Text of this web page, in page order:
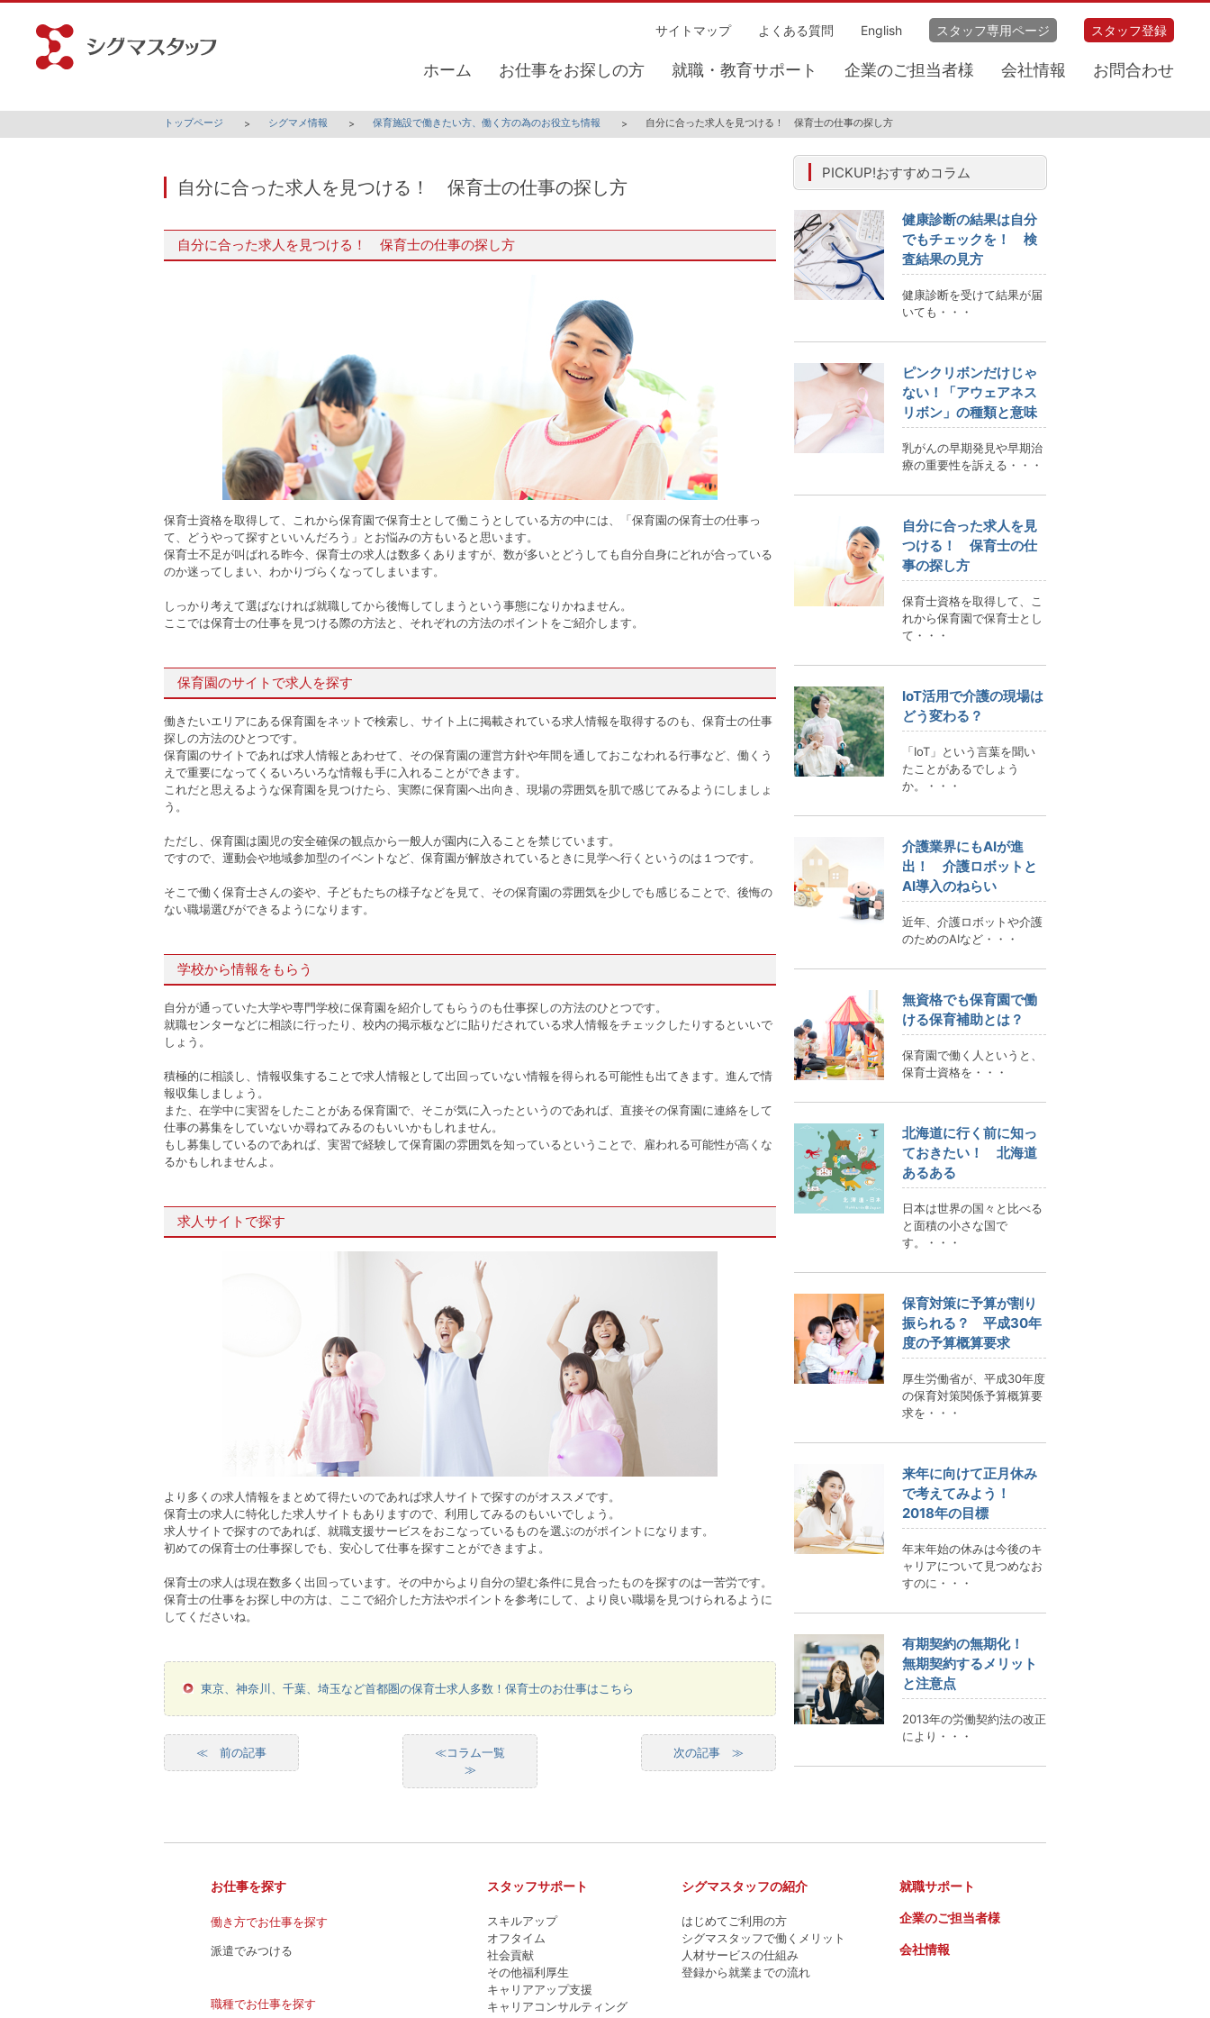
ホーム お仕事をお探しの方 就職・教育サポート 企業のご担当者様 会社情報 お問合わせ
サイトマップ よくある質問 English スタッフ専用ページ スタッフ登録
トップページ シグマメ情報 保育施設で働きたい方、働く方の為のお役立ち情報 自分に合った求人を見つける！ 保育士の仕事の探し方
自分に合った求人を見つける！ 保育士の仕事の探し方
自分に合った求人を見つける！ 保育士の仕事の探し方
保育士資格を取得して、これから保育園で保育士として働こうとしている方の中には、「保育園の保育士の仕事っ
て、どうやって探すといいんだろう」とお悩みの方もいると思います。
保育士不足が叫ばれる昨今、保育士の求人は数多くありますが、数が多いとどうしても自分自身にどれが合っている
のか迷ってしまい、わかりづらくなってしまいます。
しっかり考えて選ばなければ就職してから後悔してしまうという事態になりかねません。
ここでは保育士の仕事を見つける際の方法と、それぞれの方法のポイントをご紹介します。
保育園のサイトで求人を探す
働きたいエリアにある保育園をネットで検索し、サイト上に掲載されている求人情報を取得するのも、保育士の仕事
探しの方法のひとつです。
保育園のサイトであれば求人情報とあわせて、その保育園の運営方針や年間を通しておこなわれる行事など、働くう
えで重要になってくるいろいろな情報も手に入れることができます。
これだと思えるような保育園を見つけたら、実際に保育園へ出向き、現場の雰囲気を肌で感じてみるようにしましょ
う。
ただし、保育園は園児の安全確保の観点から一般人が園内に入ることを禁じています。
ですので、運動会や地域参加型のイベントなど、保育園が解放されているときに見学へ行くというのは１つです。
そこで働く保育士さんの姿や、子どもたちの様子などを見て、その保育園の雰囲気を少しでも感じることで、後悔の
ない職場選びができるようになります。
学校から情報をもらう
自分が通っていた大学や専門学校に保育園を紹介してもらうのも仕事探しの方法のひとつです。
就職センターなどに相談に行ったり、校内の掲示板などに貼りだされている求人情報をチェックしたりするといいで
しょう。
積極的に相談し、情報収集することで求人情報として出回っていない情報を得られる可能性も出てきます。進んで情
報収集しましょう。
また、在学中に実習をしたことがある保育園で、そこが気に入ったというのであれば、直接その保育園に連絡をして
仕事の募集をしていないか尋ねてみるのもいいかもしれません。
もし募集しているのであれば、実習で経験して保育園の雰囲気を知っているということで、雇われる可能性が高くな
るかもしれませんよ。
求人サイトで探す
より多くの求人情報をまとめて得たいのであれば求人サイトで探すのがオススメです。
保育士の求人に特化した求人サイトもありますので、利用してみるのもいいでしょう。
求人サイトで探すのであれば、就職支援サービスをおこなっているものを選ぶのがポイントになります。
初めての保育士の仕事探しでも、安心して仕事を探すことができますよ。
保育士の求人は現在数多く出回っています。その中からより自分の望む条件に見合ったものを探すのは一苦労です。
保育士の仕事をお探し中の方は、ここで紹介した方法やポイントを参考にして、より良い職場を見つけられるように
してくださいね。
東京、神奈川、千葉、埼玉など首都圏の保育士求人多数！保育士のお仕事はこちら
≪ 前の記事
≪コラム一覧
≫
次の記事 ≫
PICKUP!おすすめコラム
健康診断の結果は自分
でもチェックを！ 検
査結果の見方
健康診断を受けて結果が届
いても・・・
ピンクリボンだけじゃ
ない！「アウェアネス
リボン」の種類と意味
乳がんの早期発見や早期治
療の重要性を訴える・・・
自分に合った求人を見
つける！ 保育士の仕
事の探し方
保育士資格を取得して、こ
れから保育園で保育士とし
て・・・
IoT活用で介護の現場は
どう変わる？
「IoT」という言葉を聞い
たことがあるでしょう
か。・・・
介護業界にもAIが進
出！ 介護ロボットと
AI導入のねらい
近年、介護ロボットや介護
のためのAIなど・・・
無資格でも保育園で働
ける保育補助とは？
保育園で働く人というと、
保育士資格を・・・
北海道に行く前に知っ
ておきたい！ 北海道
あるある
日本は世界の国々と比べる
と面積の小さな国で
す。・・・
保育対策に予算が割り
振られる？ 平成30年
度の予算概算要求
厚生労働省が、平成30年度
の保育対策関係予算概算要
求を・・・
来年に向けて正月休み
で考えてみよう！
2018年の目標
年末年始の休みは今後のキ
ャリアについて見つめなお
すのに・・・
有期契約の無期化！
無期契約するメリット
と注意点
2013年の労働契約法の改正
により・・・
お仕事を探す
働き方でお仕事を探す
派遣でみつける
職種でお仕事を探す
スタッフサポート
スキルアップ
オフタイム
社会貢献
その他福利厚生
キャリアアップ支援
キャリアコンサルティング
シグマスタッフの紹介
はじめてご利用の方
シグマスタッフで働くメリット
人材サービスの仕組み
登録から就業までの流れ
就職サポート
企業のご担当者様
会社情報